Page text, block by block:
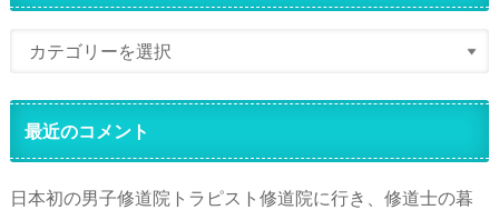
最近のコメント
日本初の男子修道院トラピスト修道院に行き、修道士の暮